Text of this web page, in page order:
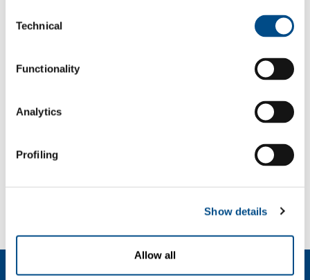
Selection
Technical
Functionality
Analytics
Profiling
Show details
Allow all
Emissionskontrollgeräte
Gase
Stickstoff
Über uns